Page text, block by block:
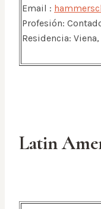
Email :
Profesión:
Residencia:
Latin